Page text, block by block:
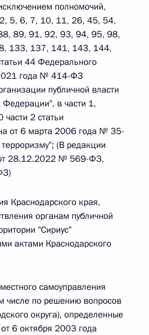
полномочий,
2, 5, 6, 7, 10, 11, 26, 45, 54,
89, 91, 92, 93, 94, 95, 98,
133, 137, 141, 143, 144,
44 Федерального
года № 414-ФЗ
публичной власти
Федерации", в части 1,
2 статьи
от 6 марта 2006 года № 35-
(В редакции
28.12.2022 № 569-ФЗ,
Краснодарского края,
органам публичной
"Сириус"
актами Краснодарского
самоуправления
числе по решению вопросов
округа), определенные
6 октября 2003 года